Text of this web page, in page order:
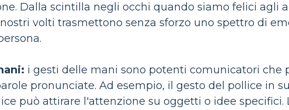
Dalla scintilla negli occhi quando siamo felici agli
volti trasmettono senza sforzo uno spettro di
i gesti delle mani sono potenti comunicatori che
pronunciate. Ad esempio, il gesto del pollice in
può attirare l'attenzione su oggetti o idee